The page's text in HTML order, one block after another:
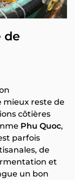
de
mieux reste de
côtières
Phu Quoc,
parfois
de
et
un bon